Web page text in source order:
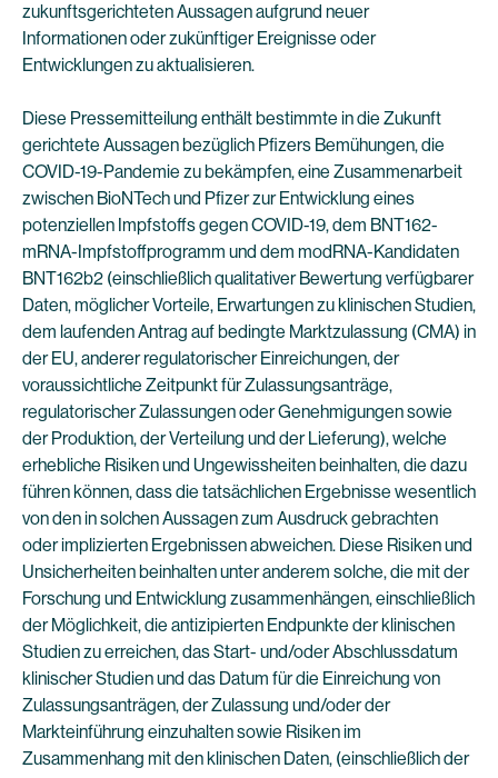
zukunftsgerichteten Aussagen aufgrund neuer
Informationen oder zukünftiger Ereignisse oder
Entwicklungen zu aktualisieren.
Diese Pressemitteilung enthält bestimmte in die Zukunft
gerichtete Aussagen bezüglich Pfizers Bemühungen, die
COVID-19-Pandemie zu bekämpfen, eine Zusammenarbeit
zwischen BioNTech und Pfizer zur Entwicklung eines
potenziellen Impfstoffs gegen COVID-19, dem BNT162-
mRNA-Impfstoffprogramm und dem modRNA-Kandidaten
BNT162b2 (einschließlich qualitativer Bewertung verfügbarer
Daten, möglicher Vorteile, Erwartungen zu klinischen Studien,
dem laufenden Antrag auf bedingte Marktzulassung (CMA) in
der EU, anderer regulatorischer Einreichungen, der
voraussichtliche Zeitpunkt für Zulassungsanträge,
regulatorischer Zulassungen oder Genehmigungen sowie
der Produktion, der Verteilung und der Lieferung), welche
erhebliche Risiken und Ungewissheiten beinhalten, die dazu
führen können, dass die tatsächlichen Ergebnisse wesentlich
von den in solchen Aussagen zum Ausdruck gebrachten
oder implizierten Ergebnissen abweichen. Diese Risiken und
Unsicherheiten beinhalten unter anderem solche, die mit der
Forschung und Entwicklung zusammenhängen, einschließlich
der Möglichkeit, die antizipierten Endpunkte der klinischen
Studien zu erreichen, das Start- und/oder Abschlussdatum
klinischer Studien und das Datum für die Einreichung von
Zulassungsanträgen, der Zulassung und/oder der
Markteinführung einzuhalten sowie Risiken im
Zusammenhang mit den klinischen Daten, (einschließlich der